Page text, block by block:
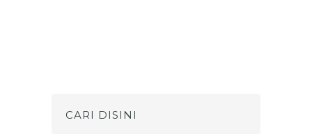
CARI DISINI